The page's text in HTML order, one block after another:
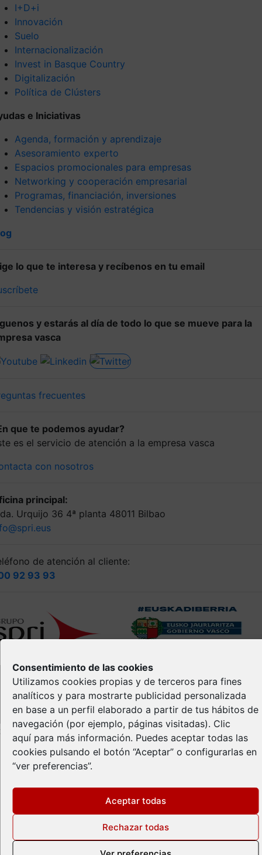
Consentimiento de las cookies
Utilizamos cookies propias y de terceros para fines
analíticos y para mostrarte publicidad personalizada
en base a un perfil elaborado a partir de tus hábitos de
navegación (por ejemplo, páginas visitadas). Clic
aquí para más información. Puedes aceptar todas las
cookies pulsando el botón “Aceptar” o configurarlas en
“ver preferencias”.
Aceptar todas
Rechazar todas
I+D+i
Innovación
Suelo
Internacionalización
Invest in Basque Country
Digitalización
Política de Clústers
e Iniciativas
Agenda, formación y aprendizaje
Asesoramiento experto
Espacios promocionales para empresas
Networking y cooperación empresarial
Programas, financiación, inversiones
Tendencias y visión estratégica
lo que te interesa y recíbenos en tu email
y estarás al día de todo lo que se mueve para la
vasca
frecuentes
que te podemos ayudar?
es el servicio de atención a la empresa vasca
con nosotros
principal:
Urquijo 36 4ª planta 48011 Bilbao
de atención al cliente:
92 93 93
© Spri 2026. All right reserved
Aviso Legal
Política de privacidad
Propiedad Intelectual